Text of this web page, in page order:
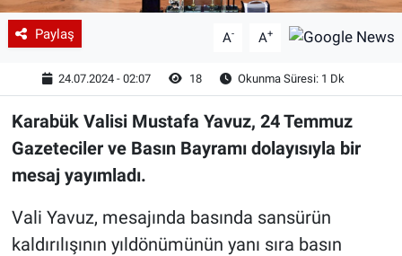
Paylaş A- A+
24.07.2024 - 02:07 18 Okunma Süresi: 1 Dk
Karabük Valisi Mustafa Yavuz, 24 Temmuz
Gazeteciler ve Basın Bayramı dolayısıyla bir
mesaj yayımladı.
Vali Yavuz, mesajında basında sansürün
kaldırılışının yıldönümünün yanı sıra basın